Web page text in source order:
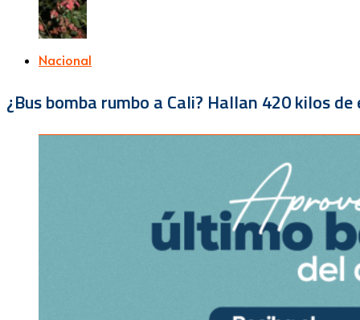
Nacional
¿Bus bomba rumbo a Cali? Hallan 420 kilos